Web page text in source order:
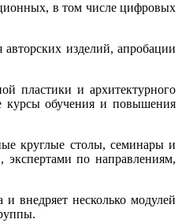
в том числе цифровых
изделий, апробации
пластики и архитектурного
курсы обучения и повышения
круглые столы, семинары и
экспертами по направлениям,
внедряет несколько модулей